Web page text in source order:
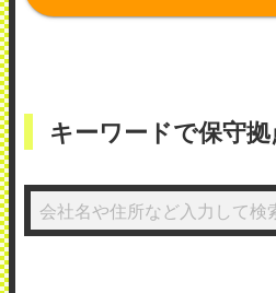
キーワードで保守